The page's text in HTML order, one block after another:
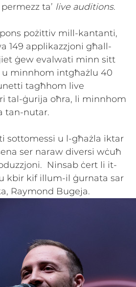
ta’ live auditions.
pożittiv mill-kantanti,
149 applikazzjoni għall-
ġew evalwati minn sitt
minnhom intgħażlu 40
tagħhom live
tal-ġurija oħra, li minnhom
tan-nutar.
sottomessi u l-għażla iktar
ser naraw diversi wċuħ
Ninsab ċert li it-
kbir kif illum-il ġurnata sar
Raymond Bugeja.